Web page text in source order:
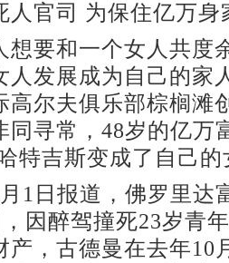
官司 为保住亿万身
要和一个女人共度
人发展成为自己的家
高尔夫俱乐部棕榈滩
同寻常，48岁的亿万
特吉斯变成了自己的
日报道，佛罗里达
因醉驾撞死23岁青
产，古德曼在去年10